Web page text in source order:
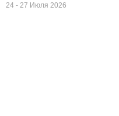
24 - 27 Июля 2026